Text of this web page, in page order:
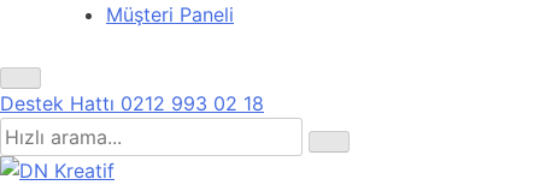
Müşteri Paneli
Destek Hattı 0212 993 02 18